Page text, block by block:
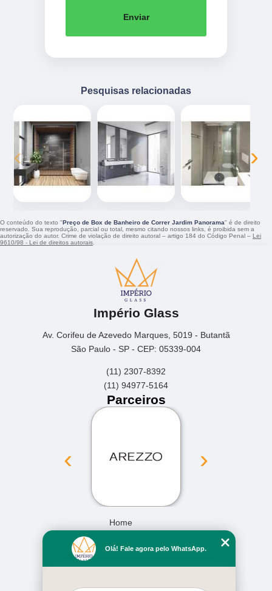
Enviar
Pesquisas relacionadas
‹ ›
O conteúdo do texto "Preço de Box de Banheiro de Correr Jardim Panorama" é de direito
reservado. Sua reprodução, parcial ou total, mesmo citando nossos links, é proibida sem a
autorização do autor. Crime de violação de direito autoral – artigo 184 do Código Penal – Lei
9610/98 - Lei de direitos autorais
Império Glass
Av. Corifeu de Azevedo Marques, 5019 - Butantã
São Paulo - SP - CEP: 05339-004
(11) 2307-8392
(11) 94977-5164
Parceiros
‹ ›
Home
Missão
Serviços
Olá! Fale agora pelo WhatsApp.